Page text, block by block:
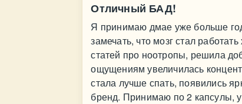
Отличный БАД!
Я принимаю дмае уже больше
замечать, что мозг стал
статей про ноотропы, решила
ощущениям увеличилась
стала лучше спать, появились
бренд. Принимаю по 2 капсулы,